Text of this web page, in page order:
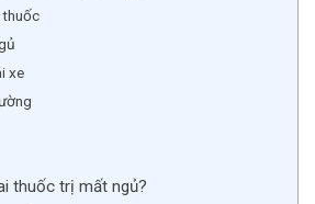
xe
thuốc trị mất ngủ?